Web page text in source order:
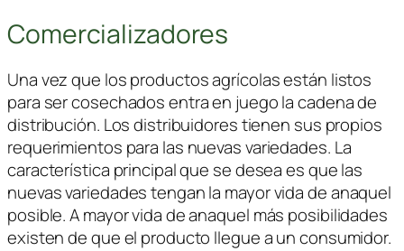
Comercializadores
Una vez que los productos agrícolas están listos
para ser cosechados entra en juego la cadena de
distribución. Los distribuidores tienen sus propios
requerimientos para las nuevas variedades. La
característica principal que se desea es que las
nuevas variedades tengan la mayor vida de anaquel
posible. A mayor vida de anaquel más posibilidades
existen de que el producto llegue a un consumidor.